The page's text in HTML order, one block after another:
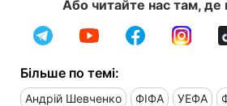
Або читайте нас там, де
Більше по темі:
Андрій Шевченко ФІФА УЕФА